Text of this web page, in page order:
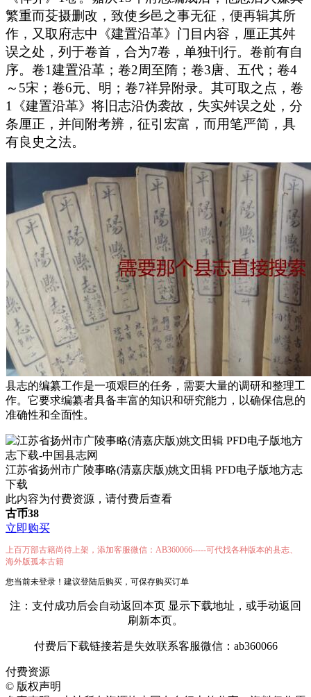
繁重而芟摄删改，致使乡邑之事无征，便再辑其所
作，又取府志中《建置沿革》门目内容，厘正其舛
误之处，列于卷首，合为7卷，单独刊行。卷前有自
序。卷1建置沿革；卷2周至隋；卷3唐、五代；卷4
～5宋；卷6元、明；卷7祥异附录。其可取之点，卷
1《建置沿革》将旧志沿伪袭故，失实舛误之处，分
条厘正，并间附考辨，征引宏富，而用笔严简，具
有良史之法。
县志的编纂工作是一项艰巨的任务，需要大量的调研和整理工
作。它要求编纂者具备丰富的知识和研究能力，以确保信息的
准确性和全面性。
江苏省扬州市广陵事略(清嘉庆版)姚文田辑 PFD电子版地方志
下载
此内容为付费资源，请付费后查看
古币38
立即购买
上百万部古籍尚待上架，添加客服微信：AB360066-----可代找各种版本的县志、
海外版孤本古籍
您当前未登录！建议登陆后购买，可保存购买订单
注：支付成功后会自动返回本页 显示下载地址，或手动返回
刷新本页。
付费后下载链接若是失效联系客服微信：ab360066
付费资源
© 版权声明